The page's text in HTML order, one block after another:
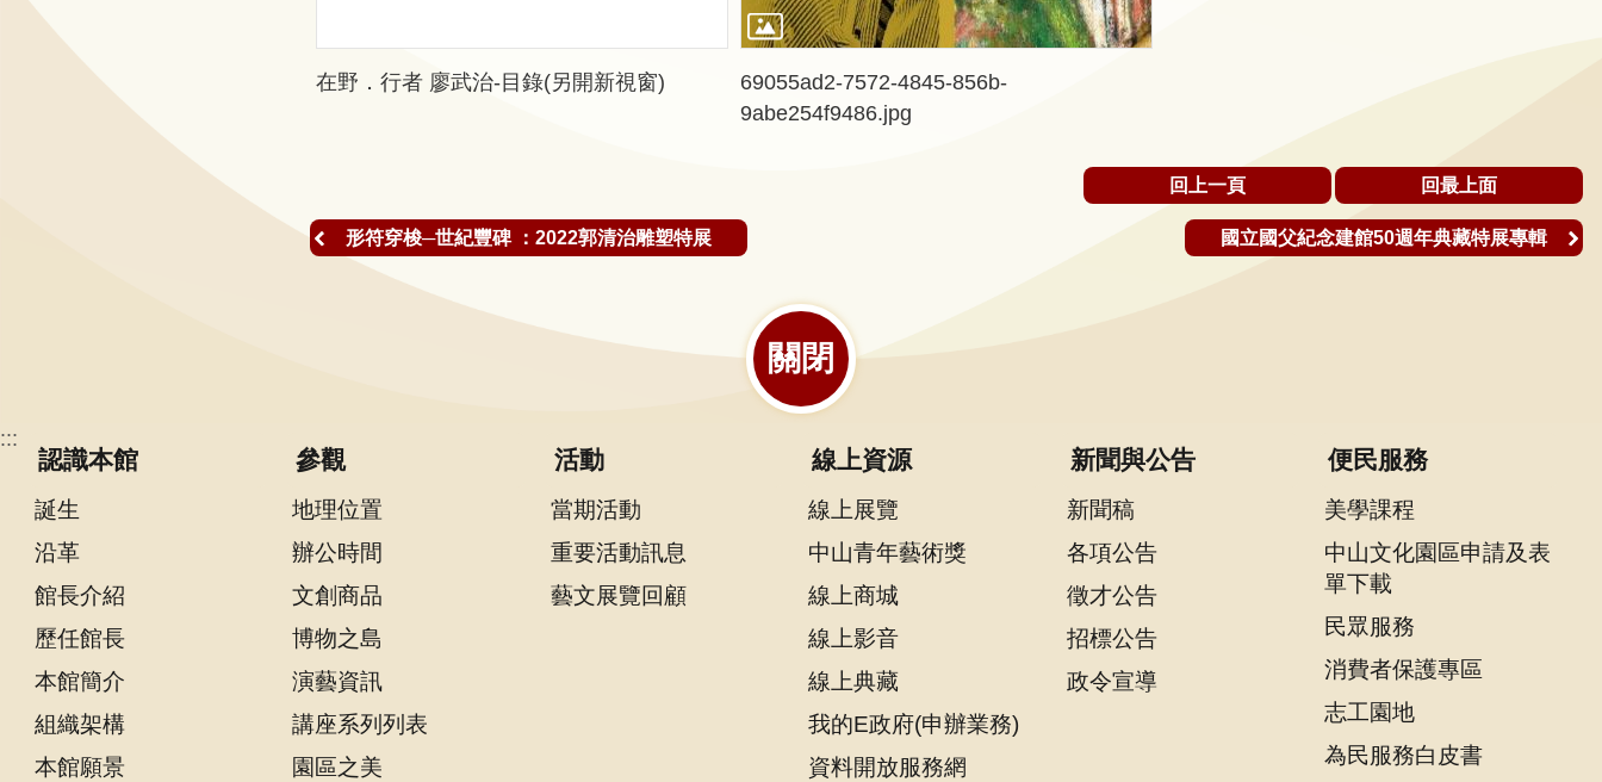
性
權
告
及
資
訊
安
全
策
在野．行者 廖武治-目錄(另開新視窗)
69055ad2-7572-4845-856b-
9abe254f9486.jpg
回上一頁 回最上面
形符穿梭─世紀豐碑 ：2022郭清治雕塑特展 國立國父紀念建館50週年典藏特展專輯
關閉
:::
認識本館
誕生
沿革
館長介紹
歷任館長
本館簡介
組織架構
本館願景
參觀
地理位置
辦公時間
文創商品
博物之島
演藝資訊
講座系列列表
園區之美
活動
當期活動
重要活動訊息
藝文展覽回顧
線上資源
線上展覽
中山青年藝術獎
線上商城
線上影音
線上典藏
我的E政府(申辦業務)
資料開放服務網
新聞與公告
新聞稿
各項公告
徵才公告
招標公告
政令宣導
便民服務
美學課程
中山文化園區申請及表
單下載
民眾服務
消費者保護專區
志工園地
為民服務白皮書